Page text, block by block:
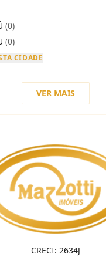
(0)
(0)
CIDADE
VER MAIS
CRECI: 2634J